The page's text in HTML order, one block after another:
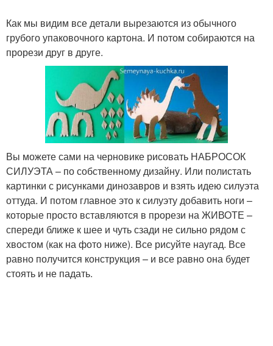
Как мы видим все детали вырезаются из обычного
грубого упаковочного картона. И потом собираются на
прорези друг в друге.
Вы можете сами на черновике рисовать НАБРОСОК
СИЛУЭТА – по собственному дизайну. Или полистать
картинки с рисунками динозавров и взять идею силуэта
оттуда. И потом главное это к силуэту добавить ноги –
которые просто вставляются в прорези на ЖИВОТЕ –
спереди ближе к шее и чуть сзади не сильно рядом с
хвостом (как на фото ниже). Все рисуйте наугад. Все
равно получится конструкция – и все равно она будет
стоять и не падать.